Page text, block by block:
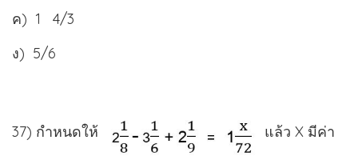
ค) 1 4/3
ง) 5/6
37) กำหนดให้
แล้ว X มีค่า